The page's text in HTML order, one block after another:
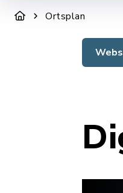
Ortsplan